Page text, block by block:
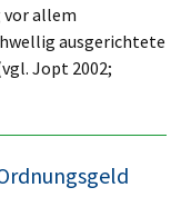
vor allem
ausgerichtete
Jopt 2002;